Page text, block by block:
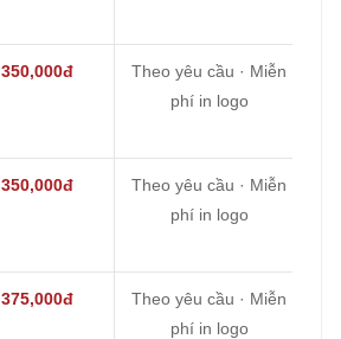
350,000đ
Theo yêu cầu · Miễn
phí in logo
350,000đ
Theo yêu cầu · Miễn
phí in logo
375,000đ
Theo yêu cầu · Miễn
phí in logo